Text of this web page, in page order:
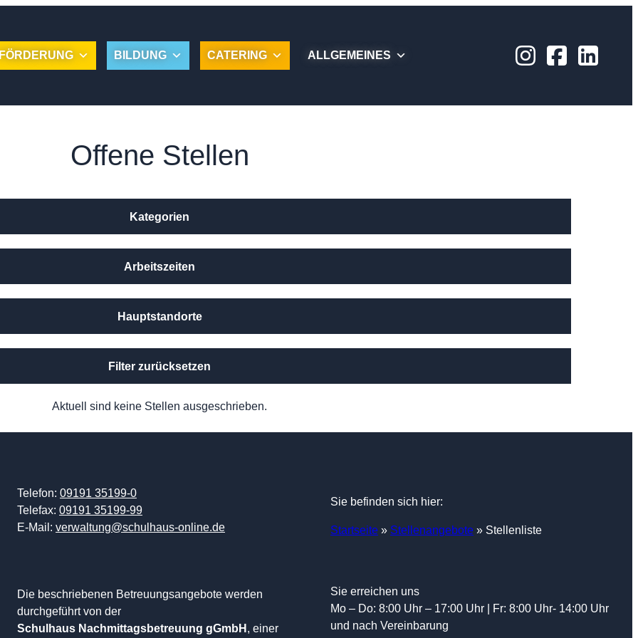
FÖRDERUNG BILDUNG CATERING ALLGEMEINES
Offene Stellen
Kategorien
Arbeitszeiten
Hauptstandorte
Filter zurücksetzen
Aktuell sind keine Stellen ausgeschrieben.
Telefon: 09191 35199-0
Telefax: 09191 35199-99
E-Mail: verwaltung@schulhaus-online.de
Sie befinden sich hier:
Startseite » Stellenangebote » Stellenliste
Die beschriebenen Betreuungsangebote werden
durchgeführt von der
Schulhaus Nachmittagsbetreuung gGmbH , einer
Sie erreichen uns
Mo – Do: 8:00 Uhr – 17:00 Uhr | Fr: 8:00 Uhr- 14:00 Uhr
und nach Vereinbarung